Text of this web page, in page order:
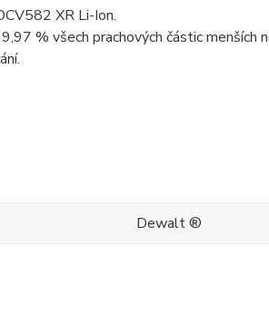
XR Li-Ion.
% všech prachových částic menších
Dewalt ®